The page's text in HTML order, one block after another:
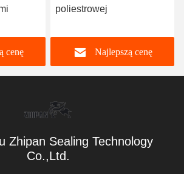
cenę
wykopalników Pierścień
płynnego działania
Najlepszą cenę
Zhipan Sealing Technology
Co.,Ltd.